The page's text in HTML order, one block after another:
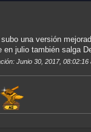
una versión
en julio también salga
Junio 30, 2017,